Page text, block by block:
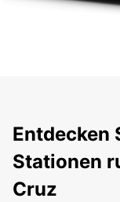
Entdecken
Stationen
Cruz